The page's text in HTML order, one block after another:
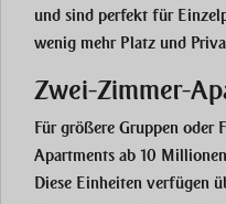
und sind perfekt für
wenig mehr Platz und
Zwei-Zimmer-
Für größere Gruppen oder
Apartments ab 10
Diese Einheiten verfügen